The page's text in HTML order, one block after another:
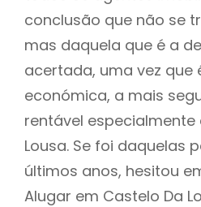
conclusão que não se
mas daquela que é a
acertada, uma vez que
económica, a mais
rentável especialmente
Lousa. Se foi daquelas
últimos anos, hesitou
Alugar em Castelo Da